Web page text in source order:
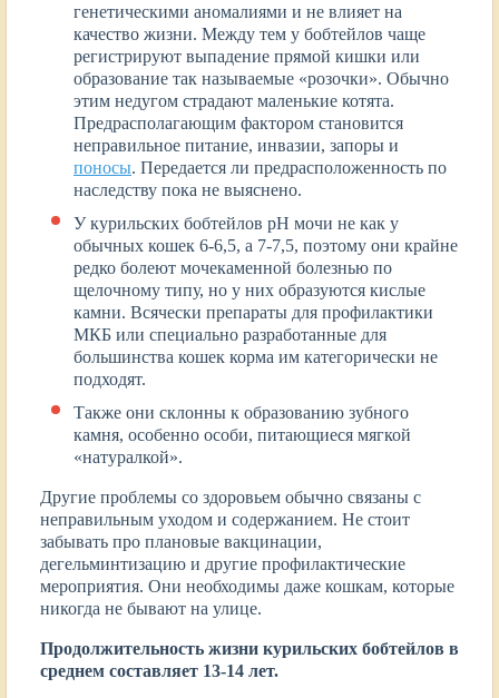
генетическими аномалиями и не влияет на
качество жизни. Между тем у бобтейлов чаще
регистрируют выпадение прямой кишки или
образование так называемые «розочки». Обычно
этим недугом страдают маленькие котята.
Предрасполагающим фактором становится
неправильное питание, инвазии, запоры и
поносы. Передается ли предрасположенность по
наследству пока не выяснено.
У курильских бобтейлов pH мочи не как у
обычных кошек 6-6,5, а 7-7,5, поэтому они крайне
редко болеют мочекаменной болезнью по
щелочному типу, но у них образуются кислые
камни. Всячески препараты для профилактики
МКБ или специально разработанные для
большинства кошек корма им категорически не
подходят.
Также они склонны к образованию зубного
камня, особенно особи, питающиеся мягкой
«натуралкой».
Другие проблемы со здоровьем обычно связаны с
неправильным уходом и содержанием. Не стоит
забывать про плановые вакцинации,
дегельминтизацию и другие профилактические
мероприятия. Они необходимы даже кошкам, которые
никогда не бывают на улице.
Продолжительность жизни курильских бобтейлов в
среднем составляет 13-14 лет.